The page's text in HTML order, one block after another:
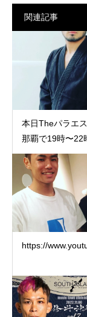
関連記事
本日Theパラエ
那覇で19時〜22
https://